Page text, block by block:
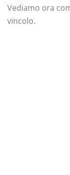
Vediamo ora
vincolo.